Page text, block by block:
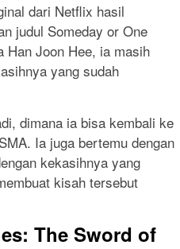
dari Netflix hasil
judul Someday or One
Han Joon Hee, ia masih
yang sudah
dimana ia bisa kembali ke
Ia juga bertemu dengan
kekasihnya yang
kisah tersebut
The Sword of